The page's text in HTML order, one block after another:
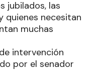
jubilados, las
quienes necesitan
muchas
intervención
por el senador